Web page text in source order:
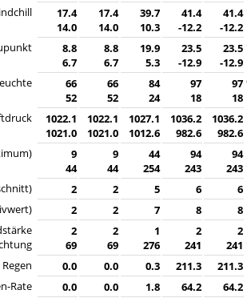
17.4
14.0
17.4
14.0
39.7
10.3
41.4
-12.2
41.4
-12.2
8.8
6.7
8.8
6.7
19.9
5.3
23.5
-12.9
23.5
-12.9
66
52
66
52
84
24
97
18
97
18
1022.1
1021.0
1022.1
1021.0
1027.1
1012.6
1036.2
982.6
1036.2
982.6
9
44
9
44
44
254
94
243
94
243
2 2 5 6 6
2 2 7 8 8
2
69
2
69
1
276
2
241
2
241
Regen
0.0 0.0 0.3 211.3 211.3
Rate
0.0 0.0 1.8 64.2 64.2